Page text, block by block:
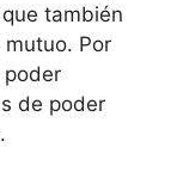
también
Por
poder
de poder